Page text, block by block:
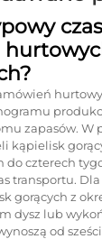
zapasów. W
kąpielisk
do czterech
transportu.
gorących z
dysz lub
od